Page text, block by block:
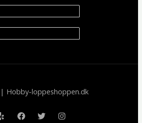
Hobby-loppeshoppen.dk